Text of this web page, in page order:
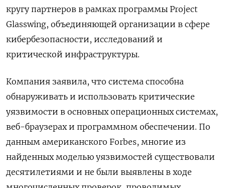
кругу партнеров в рамках программы Project
Glasswing, объединяющей организации в сфере
кибербезопасности, исследований и
критической инфраструктуры.
Компания заявила, что система способна
обнаруживать и использовать критические
уязвимости в основных операционных системах,
веб-браузерах и программном обеспечении. По
данным американского Forbes, многие из
найденных моделью уязвимостей существовали
десятилетиями и не были выявлены в ходе